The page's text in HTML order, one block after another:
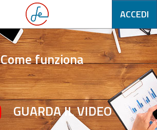
ACCEDI
Come funziona
GUARDA IL VIDEO